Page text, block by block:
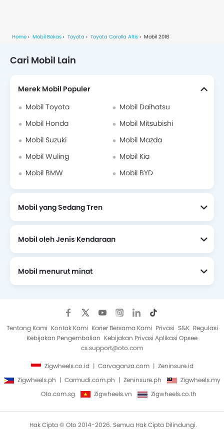
Home Mobil Bekas Toyota Toyota Corolla Altis Mobil 2018
Cari Mobil Lain
Merek Mobil Populer
Mobil Toyota
Mobil Daihatsu
Mobil Honda
Mobil Mitsubishi
Mobil Suzuki
Mobil Mazda
Mobil Wuling
Mobil Kia
Mobil BMW
Mobil BYD
Mobil yang Sedang Tren
Mobil oleh Jenis Kendaraan
Mobil menurut minat
Tentang Kami Kontak Kami Karier Bersama Kami Privasi S&K Regulasi
Kebijakan Pengembalian Kebijakan Privasi Aplikasi Opsee
cs.support@oto.com
Zigwheels.co.id Carvaganza.com
Zeninsure.id
Zigwheels.ph
Carmudi.com.ph Zeninsure.ph
Zigwheels.my
Oto.com.sg
Zigwheels.vn Zigwheels.co.th
Hak Cipta © Oto 2014-2026. Semua Hak Cipta Dilindungi.